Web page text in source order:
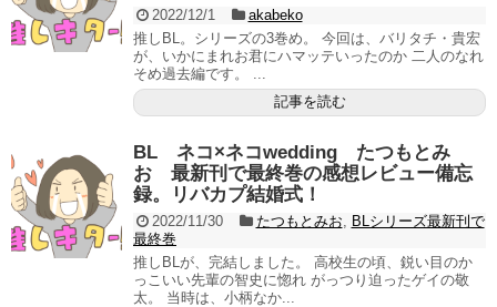
2022/12/1
akabeko
推しBL。シリーズの3巻め。 今回は、バリタチ・貴宏
が、いかにまれお君にハマッテいったのか 二人のなれ
そめ過去編です。 ...
記事を読む
BL ネコ×ネコwedding たつもとみ
お 最新刊で最終巻の感想レビュー備忘
録。リバカプ結婚式！
2022/11/30 たつもとみお
BLシリーズ最新刊で
最終巻
推しBLが、完結しました。 高校生の頃、鋭い目のか
っこいい先輩の智史に惚れ がっつり迫ったゲイの敬
太。 当時は、小柄なか...